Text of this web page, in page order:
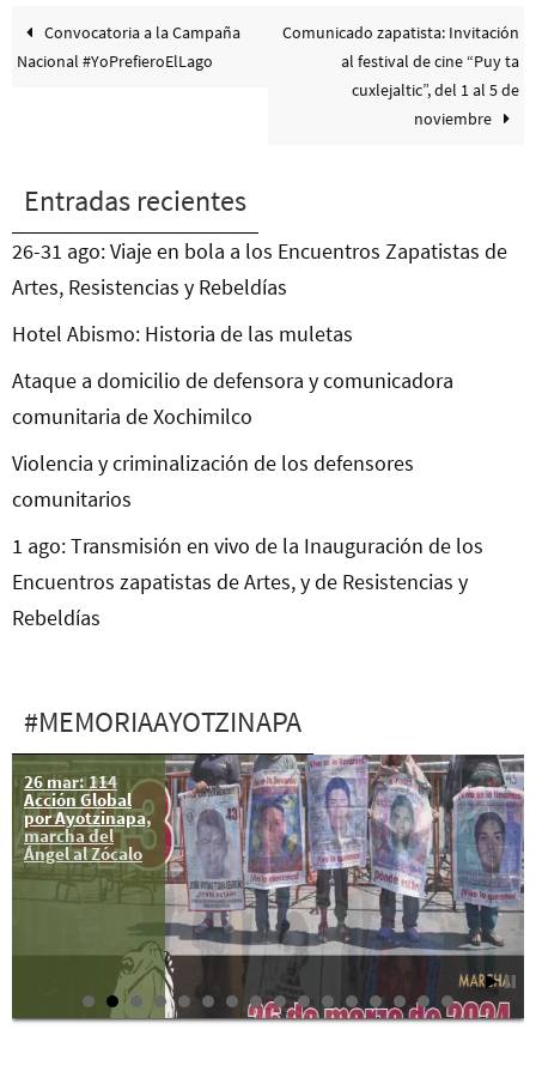
Convocatoria a la Campaña
Nacional #YoPrefieroElLago
Comunicado zapatista: Invitación
al festival de cine “Puy ta
cuxlejaltic”, del 1 al 5 de
noviembre
Entradas recientes
26-31 ago: Viaje en bola a los Encuentros Zapatistas de
Artes, Resistencias y Rebeldías
Hotel Abismo: Historia de las muletas
Ataque a domicilio de defensora y comunicadora
comunitaria de Xochimilco
Violencia y criminalización de los defensores
comunitarios
1 ago: Transmisión en vivo de la Inauguración de los
Encuentros zapatistas de Artes, y de Resistencias y
Rebeldías
#MEMORIAAYOTZINAPA
26 mar: 114
Acción Global
por Ayotzinapa,
marcha del
Ángel al Zócalo
26 dic: 135
Acción Global
por Ayotzinapa